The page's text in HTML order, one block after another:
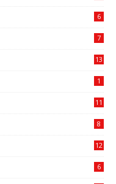
6
7
13
1
11
8
12
6